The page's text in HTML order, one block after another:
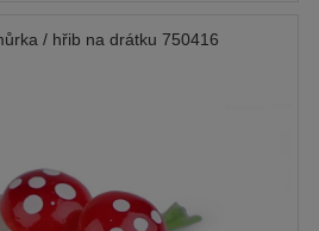
/ hřib na drátku 750416